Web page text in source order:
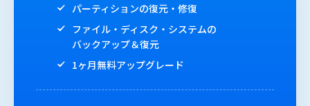
パーティションの復元・修復
ファイル・ディスク・システムの
バックアップ＆復元
1ヶ月無料アップグレード